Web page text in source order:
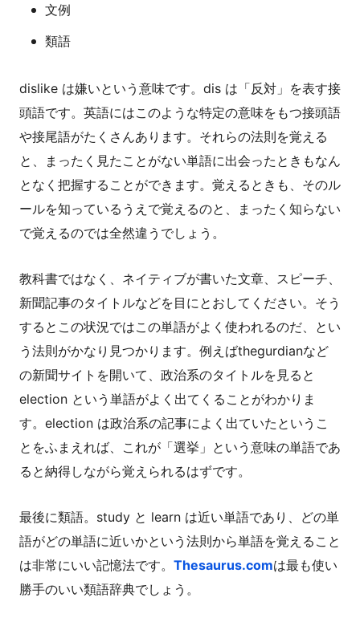
文例
類語
dislike は嫌いという意味です。dis は「反対」を表す接
頭語です。英語にはこのような特定の意味をもつ接頭語
や接尾語がたくさんあります。それらの法則を覚える
と、まったく見たことがない単語に出会ったときもなん
となく把握することができます。覚えるときも、そのル
ールを知っているうえで覚えるのと、まったく知らない
で覚えるのでは全然違うでしょう。
教科書ではなく、ネイティブが書いた文章、スピーチ、
新聞記事のタイトルなどを目にとおしてください。そう
するとこの状況ではこの単語がよく使われるのだ、とい
う法則がかなり見つかります。例えばthegurdianなど
の新聞サイトを開いて、政治系のタイトルを見ると
election という単語がよく出てくることがわかりま
す。election は政治系の記事によく出ていたというこ
とをふまえれば、これが「選挙」という意味の単語であ
ると納得しながら覚えられるはずです。
最後に類語。study と learn は近い単語であり、どの単
語がどの単語に近いかという法則から単語を覚えること
は非常にいい記憶法です。 Thesaurus.comは最も使い
勝手のいい類語辞典でしょう。